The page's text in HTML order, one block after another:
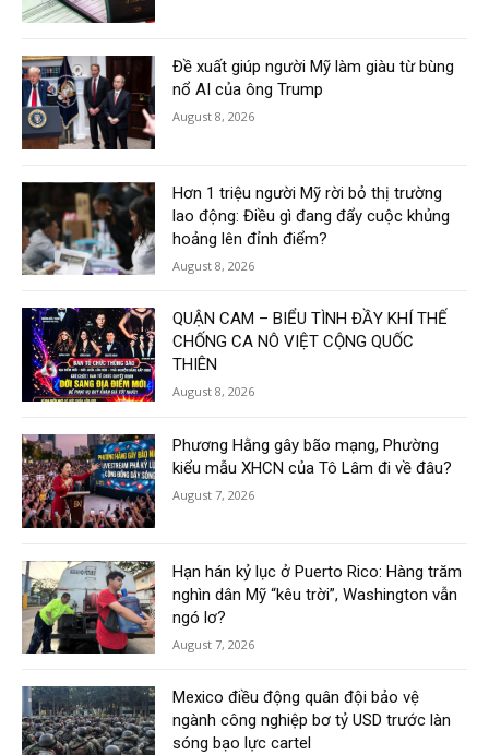
Đề xuất giúp người Mỹ làm giàu từ bùng
nổ AI của ông Trump
August 8, 2026
Hơn 1 triệu người Mỹ rời bỏ thị trường
lao động: Điều gì đang đẩy cuộc khủng
hoảng lên đỉnh điểm?
August 8, 2026
QUẬN CAM – BIỂU TÌNH ĐẦY KHÍ THẾ
CHỐNG CA NÔ VIỆT CỘNG QUỐC
THIÊN
August 8, 2026
Phương Hằng gây bão mạng, Phường
kiểu mẫu XHCN của Tô Lâm đi về đâu?
August 7, 2026
Hạn hán kỷ lục ở Puerto Rico: Hàng trăm
nghìn dân Mỹ “kêu trời”, Washington vẫn
ngó lơ?
August 7, 2026
Mexico điều động quân đội bảo vệ
ngành công nghiệp bơ tỷ USD trước làn
sóng bạo lực cartel